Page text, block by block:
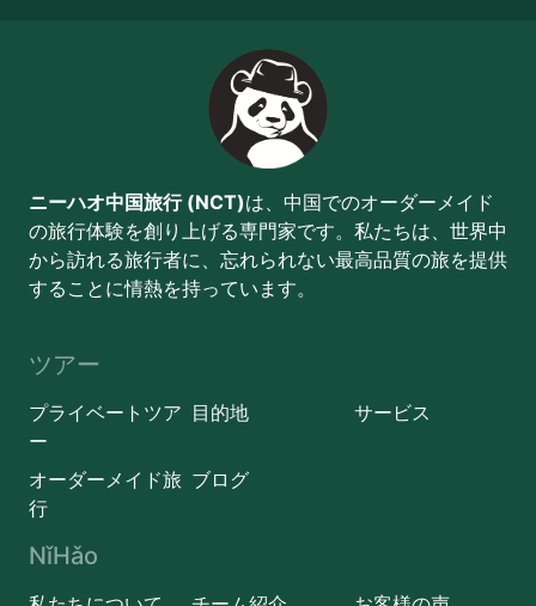
ニーハオ中国旅行 (NCT)は、中国でのオーダーメイド
の旅行体験を創り上げる専門家です。私たちは、世界中
から訪れる旅行者に、忘れられない最高品質の旅を提供
することに情熱を持っています。
ツアー
プライベートツア
ー
目的地 サービス
オーダーメイド旅
行
ブログ
NǐHǎo